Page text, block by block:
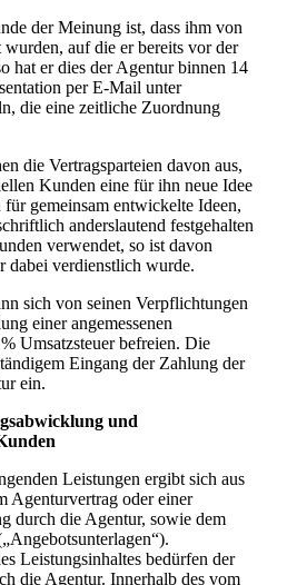
der Meinung ist, dass ihm von
auf die er bereits vor der
hat er dies der Agentur binnen 14
per E-Mail unter
die eine zeitliche Zuordnung
die Vertragsparteien davon aus,
Kunden eine für ihn neue Idee
gemeinsam entwickelte Ideen,
anderslautend festgehalten
verwendet, so ist davon
dabei verdienstlich wurde.
sich von seinen Verpflichtungen
einer angemessenen
Umsatzsteuer befreien. Die
Eingang der Zahlung der
ein.
und
Leistungen ergibt sich aus
Agenturvertrag oder einer
durch die Agentur, sowie dem
Leistungsinhaltes bedürfen der
die Agentur. Innerhalb des vom